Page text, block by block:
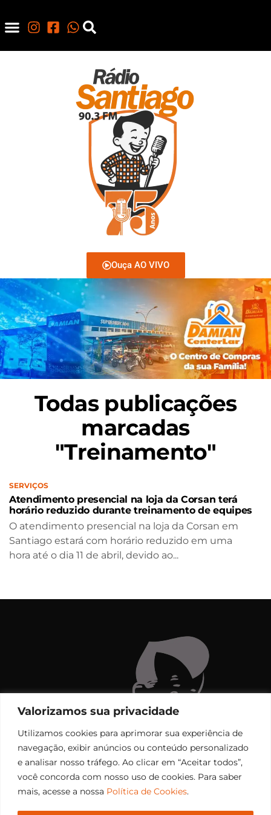
Valorizamos sua privacidade
Utilizamos cookies para aprimorar sua experiência de
navegação, exibir anúncios ou conteúdo personalizado
e analisar nosso tráfego. Ao clicar em “Aceitar todos”,
você concorda com nosso uso de cookies. Para saber
mais, acesse a nossa Política de Cookies.
Ouça AO VIVO
Todas publicações
marcadas
"Treinamento"
SERVIÇOS
Atendimento presencial na loja da Corsan terá
horário reduzido durante treinamento de equipes
O atendimento presencial na loja da Corsan em
Santiago estará com horário reduzido em uma
hora até o dia 11 de abril, devido ao...